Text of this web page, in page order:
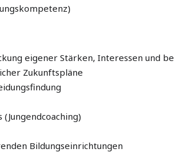
eigener Stärken, Interessen und
Zukunftspläne
Bildungseinrichtungen